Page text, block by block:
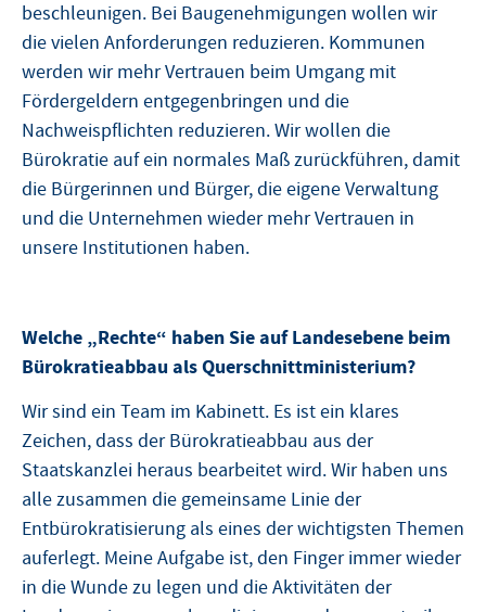
beschleunigen. Bei Baugenehmigungen wollen wir
die vielen Anforderungen reduzieren. Kommunen
werden wir mehr Vertrauen beim Umgang mit
Fördergeldern entgegenbringen und die
Nachweispflichten reduzieren. Wir wollen die
Bürokratie auf ein normales Maß zurückführen, damit
die Bürgerinnen und Bürger, die eigene Verwaltung
und die Unternehmen wieder mehr Vertrauen in
unsere Institutionen haben.
Welche „Rechte“ haben Sie auf Landesebene beim
Bürokratieabbau als Querschnittministerium?
Wir sind ein Team im Kabinett. Es ist ein klares
Zeichen, dass der Bürokratieabbau aus der
Staatskanzlei heraus bearbeitet wird. Wir haben uns
alle zusammen die gemeinsame Linie der
Entbürokratisierung als eines der wichtigsten Themen
auferlegt. Meine Aufgabe ist, den Finger immer wieder
in die Wunde zu legen und die Aktivitäten der